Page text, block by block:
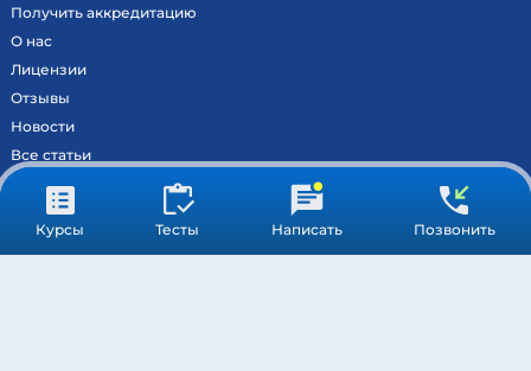
Курсы Тесты Написать Позвонить
Получить аккредитацию
О нас
Лицензии
Отзывы
Новости
Все статьи
Контакты
Вход на образовательный портал
Сведения